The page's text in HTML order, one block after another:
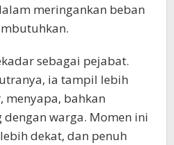
meringankan beban
sebagai pejabat.
ia tampil lebih
bahkan
warga. Momen ini
dekat, dan penuh